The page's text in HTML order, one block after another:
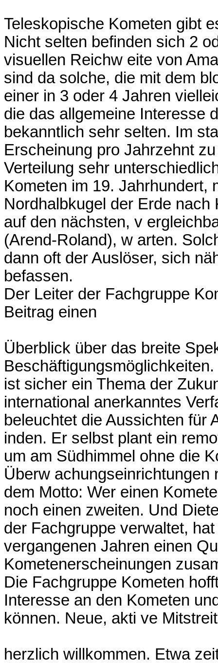
Teleskopische Kometen gibt
Nicht selten befinden sich 2
visuellen Reichw eite von
sind da solche, die mit dem
einer in 3 oder 4 Jahren
die das allgemeine Interesse
bekanntlich sehr selten. Im
Erscheinung pro Jahrzehnt
Verteilung sehr
Kometen im 19. Jahrhundert,
Nordhalbkugel der Erde
auf den nächsten, v
(Arend-Roland), w arten.
dann oft der Auslöser, sich
befassen.
Der Leiter der Fachgruppe
Beitrag einen
Überblick über das breite
ist sicher ein Thema der
international anerkanntes
beleuchtet die Aussichten für
inden. Er selbst plant ein
um am Südhimmel ohne die
Überw
dem Motto: Wer einen
noch einen zweiten. Und
der Fachgruppe verwaltet,
vergangenen Jahren einen
Kometenerscheinungen
Die Fachgruppe Kometen
Interesse an den Kometen
können. Neue, akti ve
herzlich willkommen. Etwa